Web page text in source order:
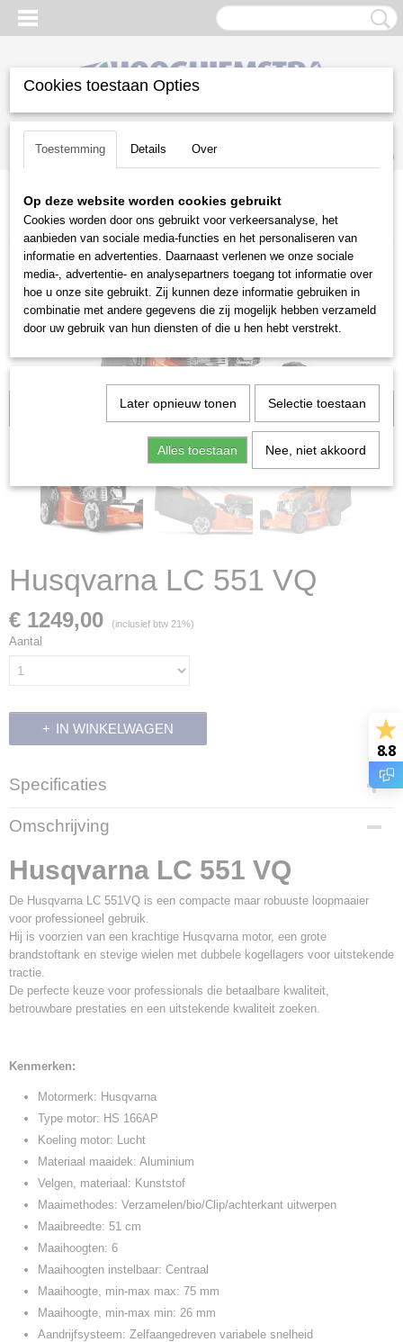
Inloggen Registreren
(0)
Home >Gazononderhoud>Grasmaaiers>Benzine grasmaaiers
Husqvarna grasmaaiers>Husqvarna LC 551 VQ
Voorraad: 0
Husqvarna LC 551 VQ
€ 1249,00 (inclusief btw 21%)
Aantal
IN WINKELWAGEN
Specificaties
Productcode leverancier
9706094-01
Omschrijving
Husqvarna LC 551 VQ
De Husqvarna LC 551VQ is een compacte maar robuuste loopmaaier
voor professioneel gebruik.
Hij is voorzien van een krachtige Husqvarna motor, een grote
brandstoftank en stevige wielen met dubbele kogellagers voor uitstekende
tractie.
De perfecte keuze voor professionals die betaalbare kwaliteit,
betrouwbare prestaties en een uitstekende kwaliteit zoeken.
Kenmerken:
Motormerk: Husqvarna
Type motor: HS 166AP
Koeling motor: Lucht
Materiaal maaidek: Aluminium
Velgen, materiaal: Kunststof
Maaimethodes: Verzamelen/bio/Clip/achterkant uitwerpen
Maaibreedte: 51 cm
Maaihoogten: 6
Maaihoogten instelbaar: Centraal
Maaihoogte, min-max max: 75 mm
Maaihoogte, min-max min: 26 mm
Aandrijfsysteem: Zelfaangedreven variabele snelheid
8.8
Cookies toestaan Opties
Toestemming Details Over
Op deze website worden cookies gebruikt
Cookies worden door ons gebruikt voor verkeersanalyse, het
aanbieden van sociale media-functies en het personaliseren van
informatie en advertenties. Daarnaast verlenen we onze sociale
media-, advertentie- en analysepartners toegang tot informatie over
hoe u onze site gebruikt. Zij kunnen deze informatie gebruiken in
combinatie met andere gegevens die zij mogelijk hebben verzameld
door uw gebruik van hun diensten of die u hen hebt verstrekt.
Later opnieuw tonen Selectie toestaan
Alles toestaan Nee, niet akkoord